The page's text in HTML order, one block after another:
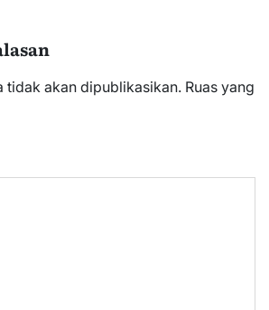
tidak akan dipublikasikan. Ruas yang